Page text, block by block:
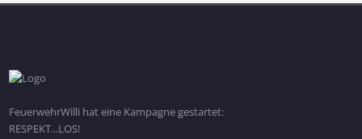
FeuerwehrWilli hat eine Kampagne gestartet:
RESPEKT...LOS!